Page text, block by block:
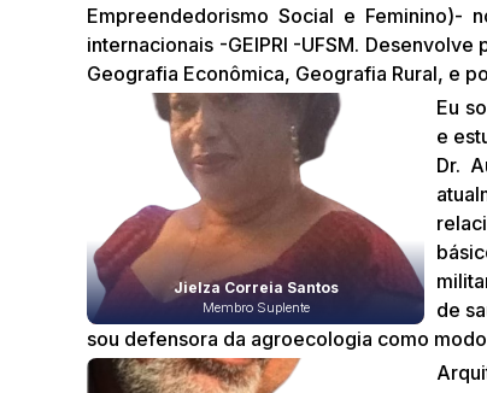
Empreendedorismo Social e Feminino)-
internacionais -GEIPRI -UFSM.
Geografia Econômica, Geografia Rural, e
Jielza Correia Santos
Membro Suplente
Eu
e
Dr.
de
sou defensora da agroecologia como